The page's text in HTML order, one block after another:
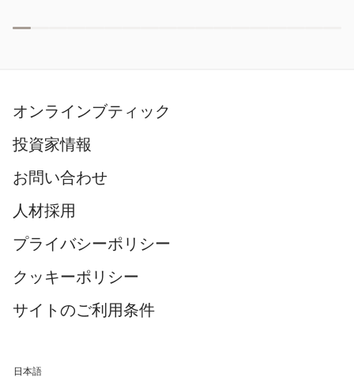
オンラインブティック
投資家情報
お問い合わせ
人材採用
プライバシーポリシー
クッキーポリシー
サイトのご利用条件
日本語